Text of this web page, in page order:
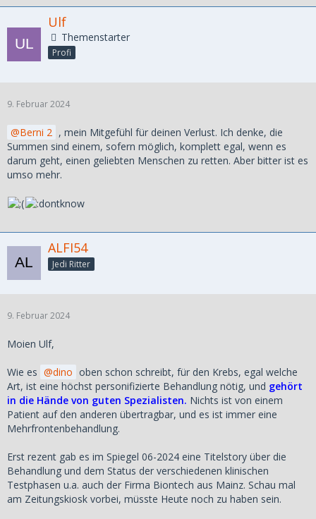
Ulf
Themenstarter
Profi
9. Februar 2024
Berni 2 , mein Mitgefühl für deinen Verlust. Ich denke, die
Summen sind einem, sofern möglich, komplett egal, wenn es
darum geht, einen geliebten Menschen zu retten. Aber bitter ist es
umso mehr.
ALFI54
Jedi Ritter
9. Februar 2024
Moien Ulf,
Wie es dino oben schon schreibt, für den Krebs, egal welche
Art, ist eine höchst personifizierte Behandlung nötig, und gehört
in die Hände von guten Spezialisten. Nichts ist von einem
Patient auf den anderen übertragbar, und es ist immer eine
Mehrfrontenbehandlung.
Erst rezent gab es im Spiegel 06-2024 eine Titelstory über die
Behandlung und dem Status der verschiedenen klinischen
Testphasen u.a. auch der Firma Biontech aus Mainz. Schau mal
am Zeitungskiosk vorbei, müsste Heute noch zu haben sein.